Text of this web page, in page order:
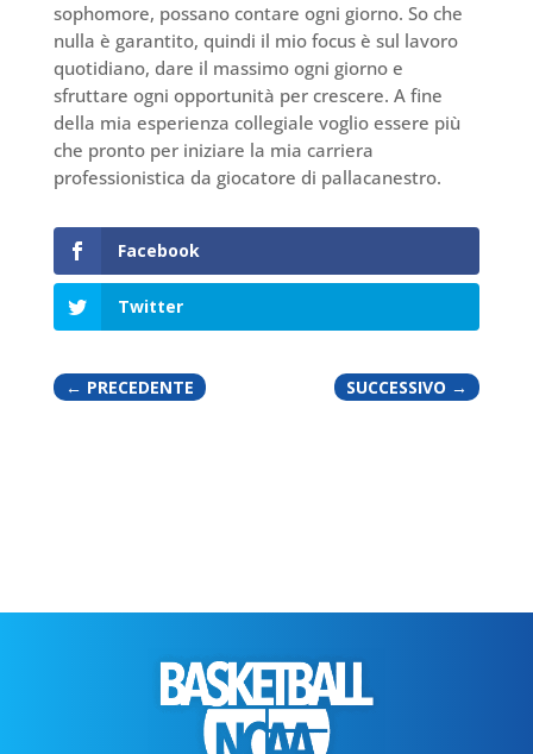
sophomore, possano contare ogni giorno. So che
nulla è garantito, quindi il mio focus è sul lavoro
quotidiano, dare il massimo ogni giorno e
sfruttare ogni opportunità per crescere. A fine
della mia esperienza collegiale voglio essere più
che pronto per iniziare la mia carriera
professionistica da giocatore di pallacanestro.
Facebook
Twitter
← PRECEDENTE SUCCESSIVO →